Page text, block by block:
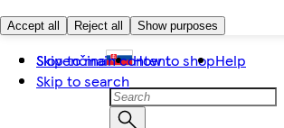
Accept all Reject all Show purposes
Skip to main content
Skip to search
Slovenčina How to shopHelp